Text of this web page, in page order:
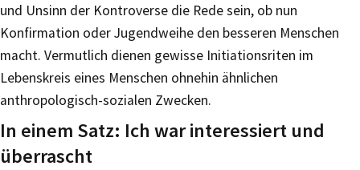
und Unsinn der Kontroverse die Rede sein, ob nun
Konfirmation oder Jugendweihe den besseren Menschen
macht. Vermutlich dienen gewisse Initiationsriten im
Lebenskreis eines Menschen ohnehin ähnlichen
anthropologisch-sozialen Zwecken.
In einem Satz: Ich war interessiert und
überrascht